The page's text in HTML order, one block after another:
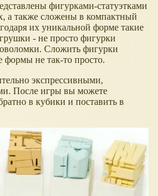
фигурками-статуэтками
а также сложены в компактный
их уникальной форме такие
- не просто фигурки
Сложить фигурки
формы не так-то просто.
экспрессивными,
После игры вы можете
в кубики и поставить в